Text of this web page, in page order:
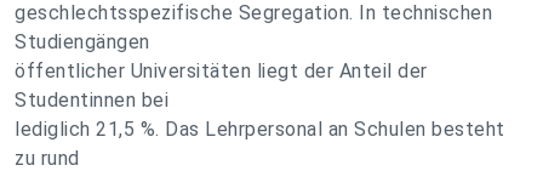
geschlechtsspezifische Segregation. In technischen
Studiengängen
öffentlicher Universitäten liegt der Anteil der
Studentinnen bei
lediglich 21,5 %. Das Lehrpersonal an Schulen besteht
zu rund